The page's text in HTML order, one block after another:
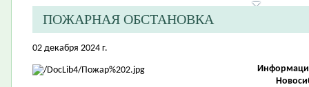
ПОЖАРНАЯ ОБСТАНОВКА
02 декабря 2024 г.